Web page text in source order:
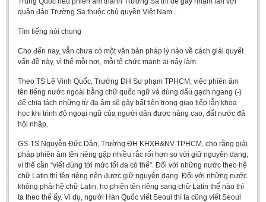
STUDENT ACTIVITIES
Literature Club
Calligraphy Club
quần đảo Trường Sa thuộc chủ quyền Việt Nam…
Tìm tiếng nói chung
Cho đến nay, vẫn chưa có một văn bản pháp lý nào về cách giải quyết
vấn đề này, vì thế mỗi nơi, mỗi tổ chức mạnh ai nấy làm.
Theo TS Lê Vinh Quốc, Trường ĐH Sư phạm TPHCM, việc phiên âm
tên tiếng nước ngoài bằng chữ quốc ngữ và dùng dấu gạch ngang (-)
để chia tách những từ đa âm sẽ gây bất tiện trong giao tiếp lẫn khoa
học khi trình độ ngoại ngữ của người dân được nâng cao, đất nước đã
hội nhập.
GS-TS Nguyễn Đức Dân, Trường ĐH KHXH&NV TPHCM, cho rằng giải
pháp phiên âm tên riêng gặp nhiều rắc rối hơn so với giữ nguyên dạng,
vì thế cần “viết đúng tới mức tối đa có thể”. Đối với những nước theo hệ
chữ Latin thì tên riêng nên được giữ nguyên dạng. Đối với những nước
không phải hệ chữ Latin, họ phiên tên riêng sang chữ Latin thế nào thì
ta theo thế ấy. Ví dụ, người Hàn Quốc viết Seoul thì ta cũng viết Seoul